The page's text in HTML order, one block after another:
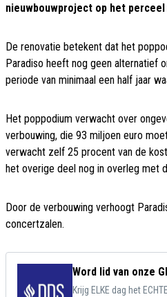
nieuwbouwproject op het
De renovatie betekent dat het
Paradiso heeft nog geen alternatief
periode van minimaal een half jaar
Het poppodium verwacht over
verbouwing, die 93 miljoen euro
verwacht zelf 25 procent van de
het overige deel nog in overleg met
Door de verbouwing verhoogt
concertzalen.
Word lid van onze
Krijg ELKE dag het